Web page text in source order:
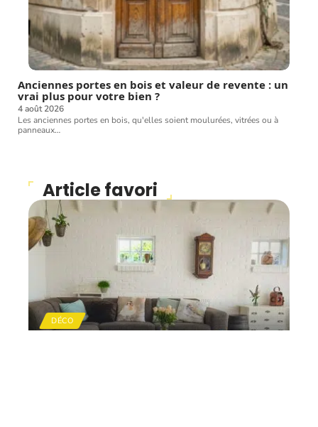
Anciennes portes en bois et valeur de revente : un
vrai plus pour votre bien ?
4 août 2026
Les anciennes portes en bois, qu'elles soient moulurées, vitrées ou à
panneaux…
Article favori
DÉCO